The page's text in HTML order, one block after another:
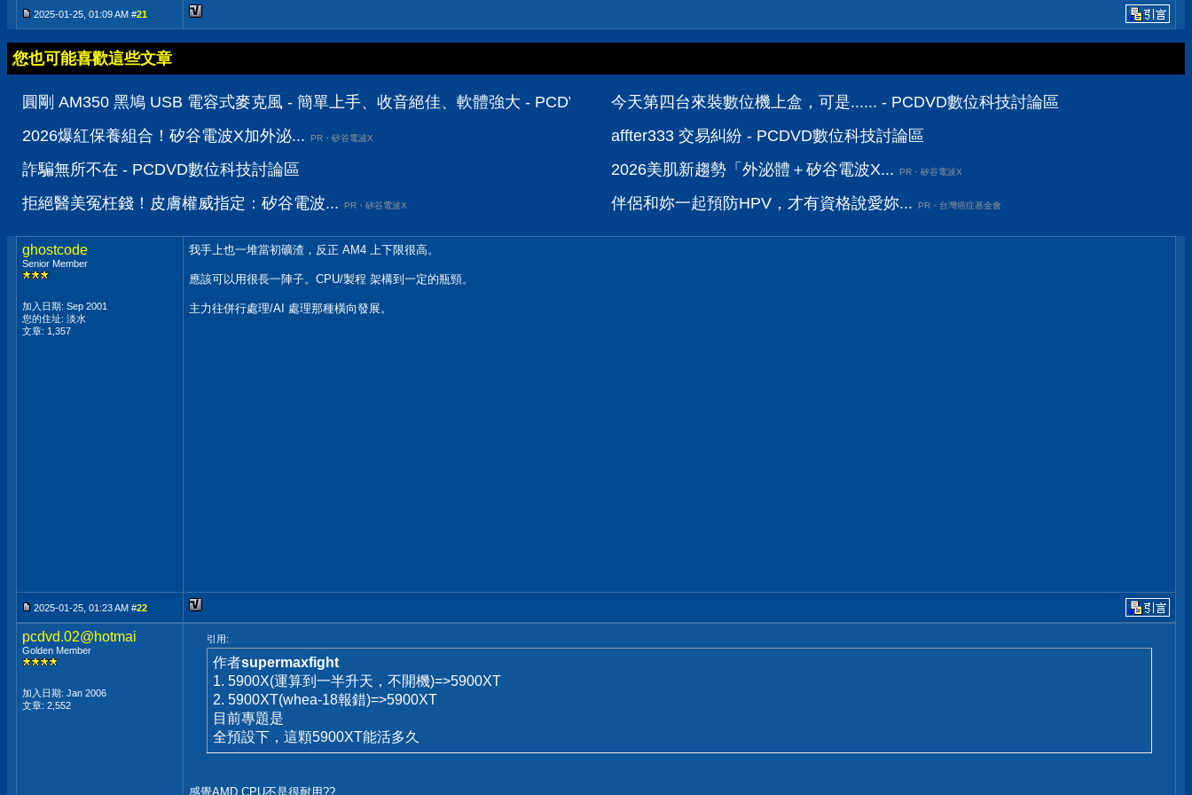
2025-01-25, 01:09 AM #21
您也可能喜歡這些文章
圓剛 AM350 黑鳩 USB 電容式麥克風 - 簡單上手、收音絕佳、軟體強大 - PCDVD數位科技討論區
2026爆紅保養組合！矽谷電波X加外泌...
PR・矽谷電波X
詐騙無所不在 - PCDVD數位科技討論區
拒絕醫美冤枉錢！皮膚權威指定：矽谷電波...
PR・矽谷電波X
今天第四台來裝數位機上盒，可是...... - PCDVD數位科技討論區
affter333 交易糾紛 - PCDVD數位科技討論區
2026美肌新趨勢「外泌體＋矽谷電波X...
PR・矽谷電波X
伴侶和妳一起預防HPV，才有資格說愛妳... PR・台灣癌症基金會
ghostcode
Senior Member
加入日期: Sep 2001
您的住址: 淡水
文章: 1,357
我手上也一堆當初礦渣，反正 AM4 上下限很高。
應該可以用很長一陣子。CPU/製程 架構到一定的瓶頸。
主力往併行處理/AI 處理那種橫向發展。
2025-01-25, 01:23 AM #22
pcdvd.02@hotmai
Golden Member
加入日期: Jan 2006
文章: 2,552
引用:
作者supermaxfight
1. 5900X(運算到一半升天，不開機)=>5900XT
2. 5900XT(whea-18報錯)=>5900XT
目前專題是
全預設下，這顆5900XT能活多久
感覺AMD CPU不是很耐用??